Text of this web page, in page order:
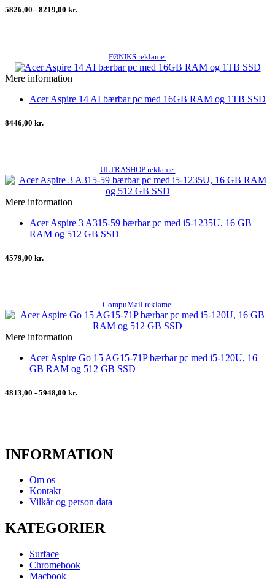
5826,00 - 8219,00 kr.
FØNIKS reklame
Mere information
Acer Aspire 14 AI bærbar pc med 16GB RAM og 1TB SSD
8446,00 kr.
ULTRASHOP reklame
Mere information
Acer Aspire 3 A315-59 bærbar pc med i5-1235U, 16 GB
RAM og 512 GB SSD
4579,00 kr.
CompuMail reklame
Mere information
Acer Aspire Go 15 AG15-71P bærbar pc med i5-120U, 16
GB RAM og 512 GB SSD
4813,00 - 5948,00 kr.
INFORMATION
Om os
Kontakt
Vilkår og person data
KATEGORIER
Surface
Chromebook
Macbook